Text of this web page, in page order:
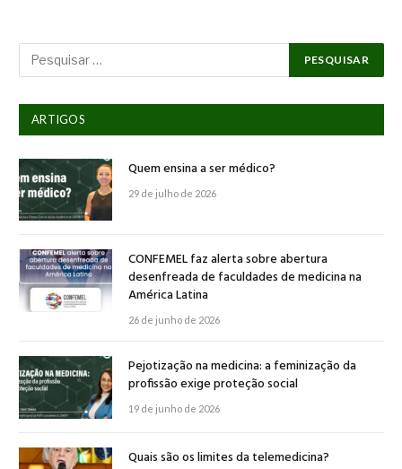
ARTIGOS
Quem ensina a ser médico?
29 de julho de 2026
CONFEMEL faz alerta sobre abertura
desenfreada de faculdades de medicina na
América Latina
26 de junho de 2026
Pejotização na medicina: a feminização da
profissão exige proteção social
19 de junho de 2026
Quais são os limites da telemedicina?